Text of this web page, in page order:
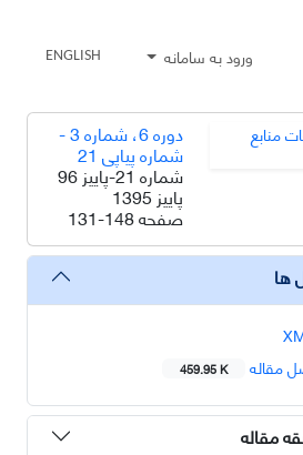
ورود به سامانه ENGLISH
دوره 6، شماره 3 -
شماره پیاپی 21
شماره 21-پاییز 96
پاییز 1395
صفحه131-148
ها
مقاله
459.95 K
مقاله